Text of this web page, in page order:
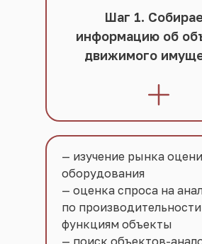
Шаг 1.
информацию об
движимого
— изучение рынка
оборудования
— оценка спроса на
по
функциям объекты
— поиск объектов-